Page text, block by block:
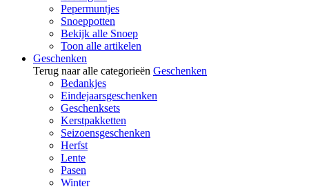
Pepermuntjes
Snoeppotten
Bekijk alle Snoep
Toon alle artikelen
Geschenken
Terug naar alle categorieën Geschenken
Bedankjes
Eindejaarsgeschenken
Geschenksets
Kerstpakketten
Seizoensgeschenken
Herfst
Lente
Pasen
Winter